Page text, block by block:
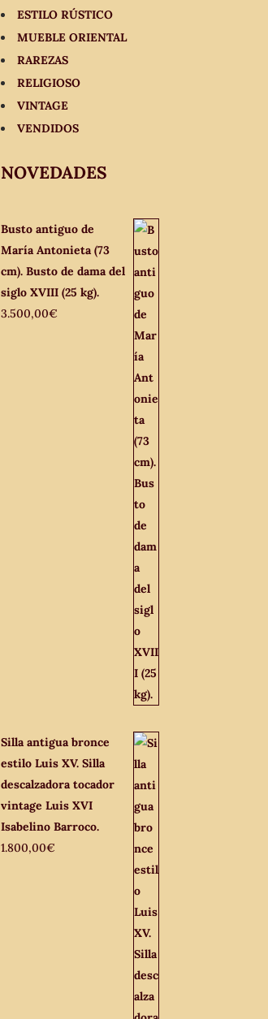
ESTILO RÚSTICO
MUEBLE ORIENTAL
RAREZAS
RELIGIOSO
VINTAGE
VENDIDOS
NOVEDADES
Busto antiguo de
María Antonieta (73
cm). Busto de dama del
siglo XVIII (25 kg).
3.500,00€
Silla antigua bronce
estilo Luis XV. Silla
descalzadora tocador
vintage Luis XVI
Isabelino Barroco.
1.800,00€